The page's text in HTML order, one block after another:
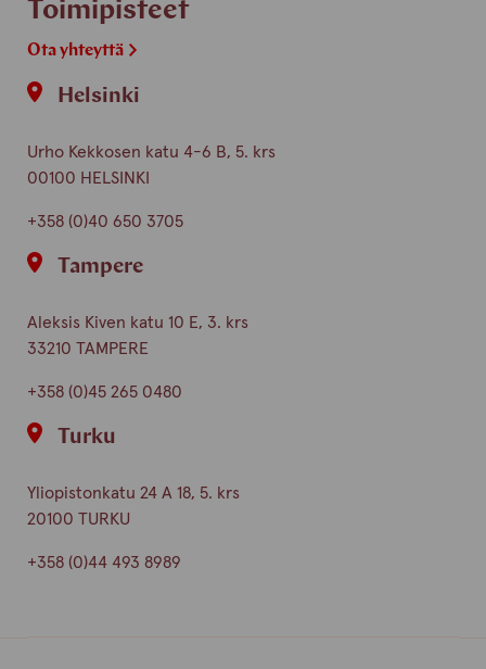
Toimipisteet
Ota yhteyttä
Helsinki
Urho Kekkosen katu 4-6 B, 5. krs
00100 HELSINKI
+358 (0)40 650 3705
Tampere
Aleksis Kiven katu 10 E, 3. krs
33210 TAMPERE
+358 (0)45 265 0480
Turku
Yliopistonkatu 24 A 18, 5. krs
20100 TURKU
+358 (0)44 493 8989